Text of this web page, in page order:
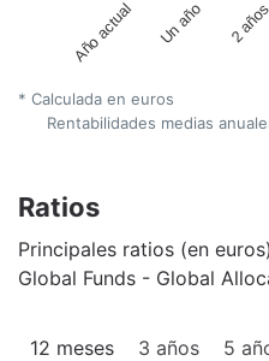
Año actual Un año 2 años
* Calculada en euros
Rentabilidades medias
Ratios
Principales ratios (en
Global Funds - Global
12 meses 3 años 5